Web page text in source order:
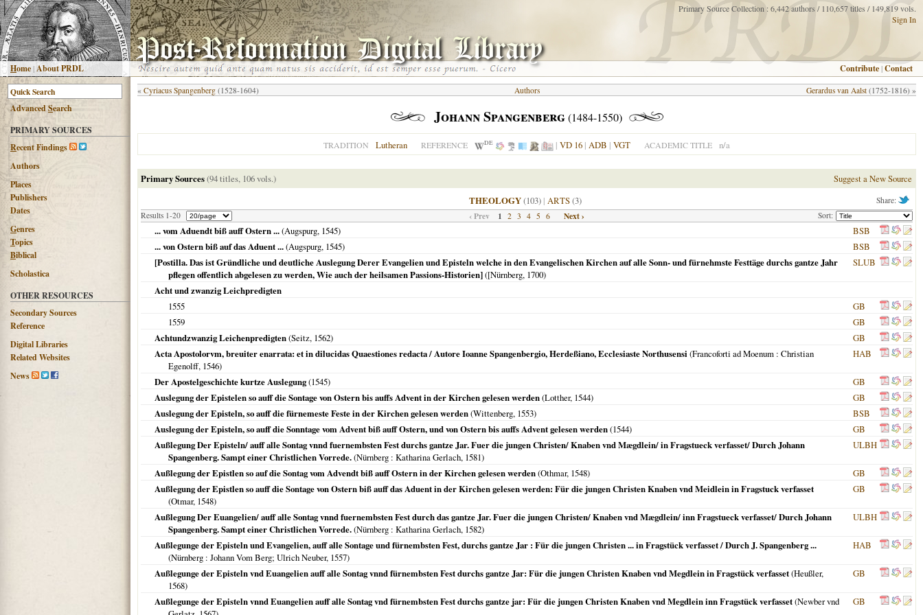
Home|About PRDL
Primary Source Collection : 6,442 authors / 110,657 titles / 149,819 vols.
Sign In
Contribute |Contact
AdvancedSearch
PRIMARY SOURCES
Recent Findings
Authors
Places
Publishers
Dates
Genres
Topics
Biblical
Scholastica
OTHER RESOURCES
Secondary Sources
Reference
Digital Libraries
Related Websites
News
« Cyriacus Spangenberg (1528-1604) Gerardus van Aalst (1752-1816) »
Authors
Johann Spangenberg(1484-1550)
TRADITION Lutheran REFERENCE DE | VD 16 | ADB | VGT ACADEMIC TITLE n/a
Primary Sources(94 titles, 106 vols.) Suggest a New Source
Share:
THEOLOGY(103)| ARTS(3)
Results 1-20 Sort:
‹ Prev 1 2 3 4 5 6 Next ›
... vom Aduendt biß auff Ostern ...(Augspurg, 1545)
BSB
... von Ostern biß auf das Aduent ...(Augspurg, 1545)
BSB
[Postilla. Das ist Gründliche und deutliche Auslegung Derer Evangelien und Episteln welche in den Evangelischen Kirchen auf alle Sonn- und fürnehmste Festtäge durchs gantze Jahr
pflegen offentlich abgelesen zu werden, Wie auch der heilsamen Passions-Historien]([Nürnberg, 1700)
SLUB
Acht und zwanzig Leichpredigten
1555
GB
1559
GB
Achtundzwanzig Leichenpredigten(Seitz, 1562)
GB
Acta Apostolorvm, breuiter enarrata: et in dilucidas Quaestiones redacta / Autore Ioanne Spangenbergio, Herdeßiano, Ecclesiaste Northusensi (Francoforti ad Moenum : Christian
Egenolff, 1546)
HAB
Der Apostelgeschichte kurtze Auslegung(1545)
GB
Auslegung der Epistelen so auff die Sontage von Ostern bis auffs Advent in der Kirchen gelesen werden(Lotther, 1544)
GB
Auslegung der Episteln, so auff die fürnemeste Feste in der Kirchen gelesen werden(Wittenberg, 1553)
BSB
Auslegung der Episteln, so auff die Sonntage vom Advent biß auff Ostern, und von Ostern bis auffs Advent gelesen werden(1544)
GB
Außlegung Der Episteln/ auff alle Sontag vnnd fuernembsten Fest durchs gantze Jar. Fuer die jungen Christen/ Knaben vnd Mægdlein/ in Fragstueck verfasset/ Durch Johann
Spangenberg. Sampt einer Christlichen Vorrede.(Nürnberg : Katharina Gerlach, 1581)
ULBH
Außlegung der Epistlen so auf die Sontag vom Advendt biß auff Ostern in der Kirchen gelesen werden(Othmar, 1548)
GB
Außlegung der Epistlen so auff die Sontage von Ostern biß auff das Aduent in der Kirchen gelesen werden: Für die jungen Christen Knaben vnd Meidlein in Fragstuck verfasset
(Otmar, 1548)
GB
Außlegung Der Euangelien/ auff alle Sontag vnnd fuernembsten Fest durch das gantze Jar. Fuer die jungen Christen/ Knaben vnd Mægdlein/ inn Fragstueck verfasset/ Durch Johann
Spangenberg. Sampt einer Christlichen Vorrede.(Nürnberg : Katharina Gerlach, 1582)
ULBH
Außlegunge der Episteln und Evangelien, auff alle Sontage und fürnembsten Fest, durchs gantze Jar : Für die jungen Christen ... in Fragstück verfasset / Durch J. Spangenberg ...
(Nürnberg : Johann Vom Berg; Ulrich Neuber, 1557)
HAB
Außlegunge der Episteln vnd Euangelien auff alle Sontag vnnd fürnembsten Fest durchs gantze Jar: Für die jungen Christen Knaben vnd Megdlein in Fragstück verfasset(Heußler,
1568)
GB
Außlegunge der Episteln vnnd Euangelien auff alle Sontag vnd fürnembsten Fest durchs gantze jar: Für die jungen Christen Knaben vnd Megdlein inn Fragstück verfasset(Newber vnd
GB